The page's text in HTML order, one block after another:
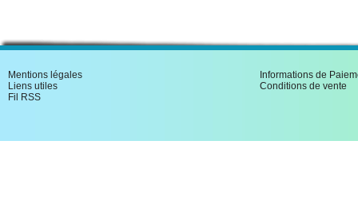
Mentions légales
Liens utiles
Fil RSS
Informations de
Conditions de vente